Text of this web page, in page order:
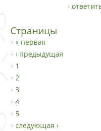
Страницы
« первая
‹ предыдущая
1
2
3
4
5
следующая ›